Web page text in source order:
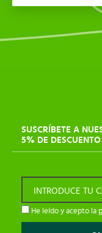
SUSCRÍBETE A
5% DE
INTRODUCE TU
He leído y acepto la